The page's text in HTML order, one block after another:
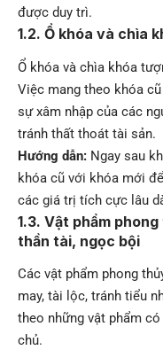
được duy trì.
1.2. Ổ khóa và chìa
Ổ khóa và chìa khóa
Việc mang theo khóa
sự xâm nhập của các
tránh thất thoát tài sản.
Hướng dẫn: Ngay sau
khóa cũ với khóa mới
các giá trị tích cực lâu
1.3. Vật phẩm
thần tài, ngọc bội
Các vật phẩm phong
may, tài lộc, tránh tiểu
theo những vật phẩm
chủ.